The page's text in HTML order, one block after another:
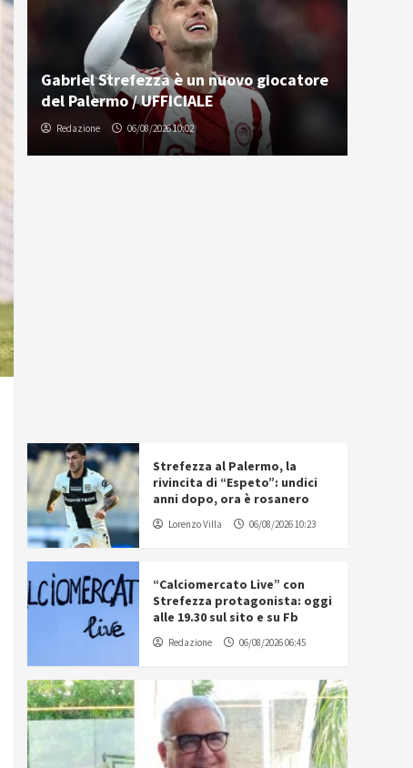
Gabriel Strefezza è un nuovo giocatore
del Palermo / UFFICIALE
Redazione 06/08/2026 10:02
Strefezza al Palermo, la
rivincita di “Espeto”: undici
anni dopo, ora è rosanero
Lorenzo Villa 06/08/2026 10:23
“Calciomercato Live” con
Strefezza protagonista: oggi
alle 19.30 sul sito e su Fb
Redazione 06/08/2026 06:45